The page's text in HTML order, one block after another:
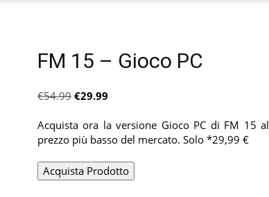
FM 15 – Gioco PC
€54.99 Il
originale
era:
€29.99Il
attuale
è:
Acquista ora la versione Gioco PC di FM 15 al
prezzo più basso del mercato. Solo *29,99 €
Acquista Prodotto